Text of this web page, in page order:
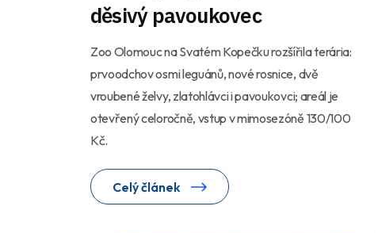
děsivý pavoukovec
Zoo Olomouc na Svatém Kopečku rozšířila terária:
prvoodchov osmi leguánů, nové rosnice, dvě
vroubené želvy, zlatohlávci i pavoukovci; areál je
otevřený celoročně, vstup v mimosezóně 130/100
Kč.
Celý článek